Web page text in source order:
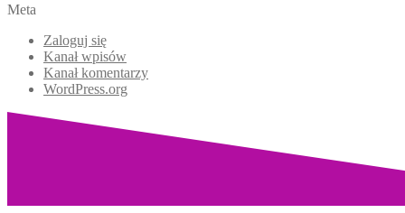
Meta
Zaloguj się
Kanał wpisów
Kanał komentarzy
WordPress.org